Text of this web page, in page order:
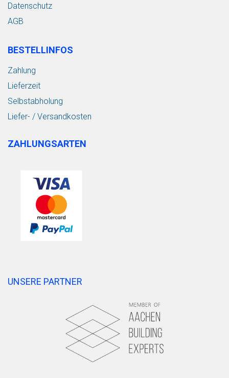
Datenschutz
AGB
BESTELLINFOS
Zahlung
Lieferzeit
Selbstabholung
Liefer- / Versandkosten
ZAHLUNGSARTEN
UNSERE PARTNER